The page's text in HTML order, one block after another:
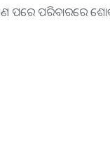
ପରେ ପରିବାରରେ